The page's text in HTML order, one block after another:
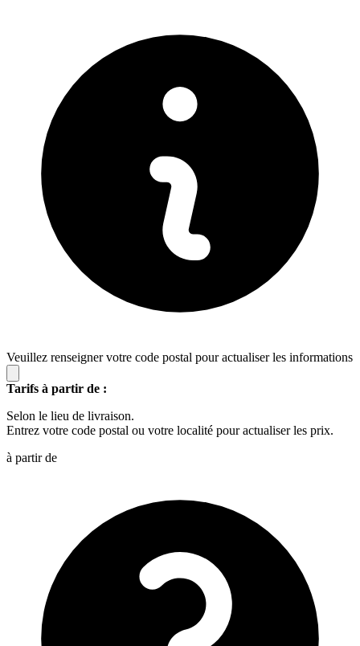
Veuillez renseigner votre code postal pour actualiser les informations
Tarifs à partir de :
Selon le lieu de livraison.
Entrez votre code postal ou votre localité pour actualiser les prix.
à partir de